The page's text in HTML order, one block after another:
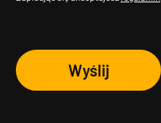
Wyślij